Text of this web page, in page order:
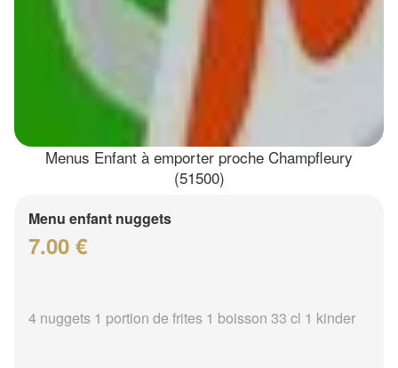
Menus Enfant à emporter proche Champfleury
(51500)
Menu enfant nuggets
7.00 €
4 nuggets 1 portion de frites 1 boisson 33 cl 1 kinder